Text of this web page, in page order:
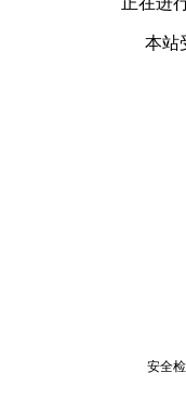
本站
安全